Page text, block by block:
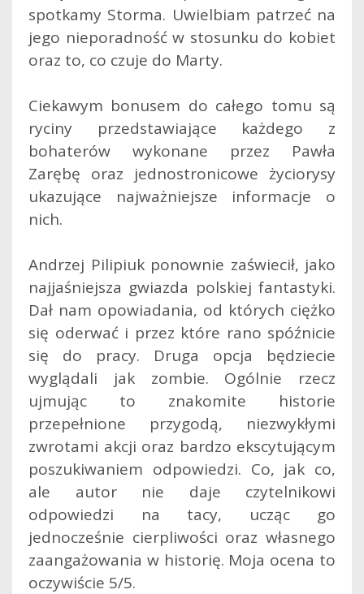
spotkamy Storma. Uwielbiam patrzeć na
jego nieporadność w stosunku do kobiet
oraz to, co czuje do Marty.
Ciekawym bonusem do całego tomu są
ryciny przedstawiające każdego z
bohaterów wykonane przez Pawła
Zarębę oraz jednostronicowe życiorysy
ukazujące najważniejsze informacje o
nich.
Andrzej Pilipiuk ponownie zaświecił, jako
najjaśniejsza gwiazda polskiej fantastyki.
Dał nam opowiadania, od których ciężko
się oderwać i przez które rano spóźnicie
się do pracy. Druga opcja będziecie
wyglądali jak zombie. Ogólnie rzecz
ujmując to znakomite historie
przepełnione przygodą, niezwykłymi
zwrotami akcji oraz bardzo ekscytującym
poszukiwaniem odpowiedzi. Co, jak co,
ale autor nie daje czytelnikowi
odpowiedzi na tacy, ucząc go
jednocześnie cierpliwości oraz własnego
zaangażowania w historię. Moja ocena to
oczywiście 5/5.